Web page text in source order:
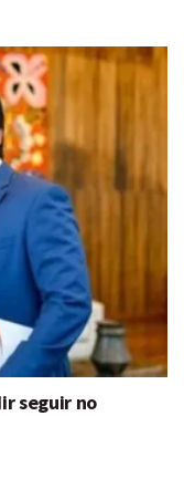
seguir no